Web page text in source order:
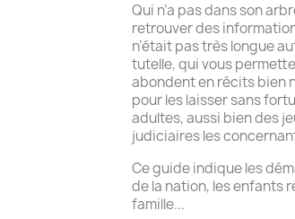
Qui n’a pas dans son
retrouver des
n’était pas très longue
tutelle, qui vous
abondent en récits bien
pour les laisser sans
adultes, aussi bien des
judiciaires les
Ce guide indique les
de la nation, les enfants
famille...